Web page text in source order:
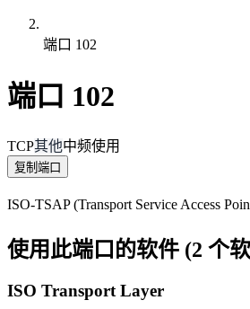
端口 102
端口 102
TCP其他中频使用
复制端口
ISO-TSAP (Transport Service Access
使用此端口的软件 (2 个
ISO Transport Layer